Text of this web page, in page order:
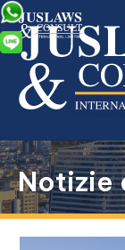
Notizie